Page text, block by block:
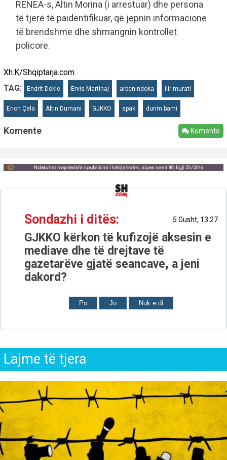
RENEA-s, Altin Morina (i arrestuar) dhe persona
të tjerë të paidentifikuar, që jepnin informacione
të brendshme dhe shmangnin kontrollet
policore.
Xh.K/Shqiptarja.com
TAG:
Endrit Dokle Ervis Martinaj arben ndoka ilir murati
Erion Çela Altin Dumani GJKKO spak durim bami
Komente Komento
Sondazhi i ditës: 5 Gusht, 13:27
GJKKO kërkon të kufizojë aksesin e
mediave dhe të drejtave të
gazetarëve gjatë seancave, a jeni
dakord?
Po Jo Nuk e di
Lajme të tjera